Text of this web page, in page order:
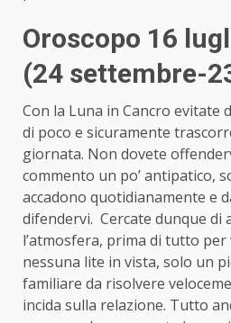
Oroscopo 16
(24 settembre-
Con la Luna in Cancro evitate
di poco e sicuramente
giornata. Non dovete
commento un po’ antipatico,
accadono quotidianamente e
difendervi. Cercate dunque di
l’atmosfera, prima di tutto per
nessuna lite in vista, solo un
familiare da risolvere
incida sulla relazione. Tutto